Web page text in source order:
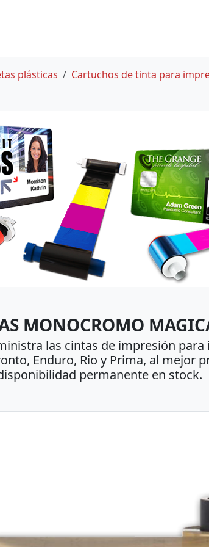
plásticas Cartuchos de tinta para
MONOCROMO
las cintas de impresión
Enduro, Rio y Prima, al mejor
permanente en stock.